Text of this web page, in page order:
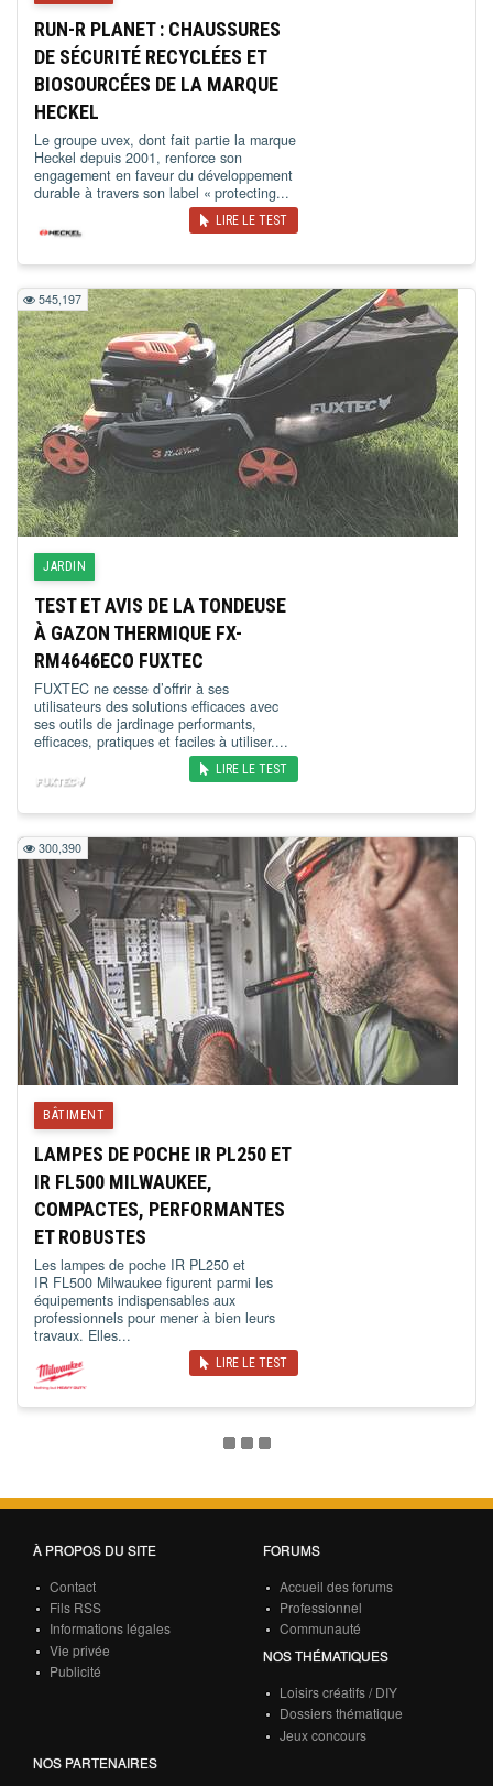
RUN-R PLANET : CHAUSSURES
DE SÉCURITÉ RECYCLÉES ET
BIOSOURCÉES DE LA MARQUE
HECKEL
Le groupe uvex, dont fait partie la marque
Heckel depuis 2001, renforce son
engagement en faveur du développement
durable à travers son label « protecting...
LIRE LE TEST
545,197
JARDIN
TEST ET AVIS DE LA TONDEUSE
À GAZON THERMIQUE FX-
RM4646ECO FUXTEC
FUXTEC ne cesse d’offrir à ses
utilisateurs des solutions efficaces avec
ses outils de jardinage performants,
efficaces, pratiques et faciles à utiliser....
LIRE LE TEST
300,390
BÂTIMENT
LAMPES DE POCHE IR PL250 ET
IR FL500 MILWAUKEE,
COMPACTES, PERFORMANTES
ET ROBUSTES
Les lampes de poche IR PL250 et
IR FL500 Milwaukee figurent parmi les
équipements indispensables aux
professionnels pour mener à bien leurs
travaux. Elles...
LIRE LE TEST
À PROPOS DU SITE
Contact
Fils RSS
Informations légales
Vie privée
Publicité
FORUMS
Accueil des forums
Professionnel
Communauté
NOS THÉMATIQUES
Loisirs créatifs / DIY
Dossiers thématique
Jeux concours
NOS PARTENAIRES